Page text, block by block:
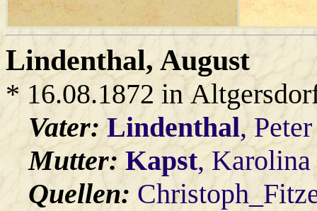
Lindenthal, August
* 16.08.1872 in
Vater:Lindenthal, Peter
Mutter:Kapst, Karolina
Quellen: